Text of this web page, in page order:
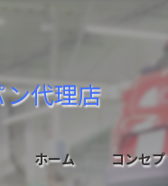
代理店
ホーム コンセ